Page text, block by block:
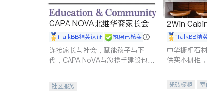
CAPA NOVA北维华裔家长会
iTalkBB精英认证 执照已核实
连接家长与社会，赋能孩子与下一
代，CAPA NoVA与您携手建设包
社区服务
2Win
iTalkBB精
中华橱柜石
供实木橱柜
机。品质厨
瓷砖橱柜